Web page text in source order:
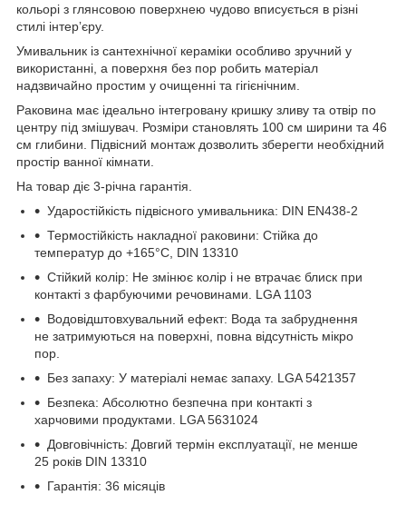
кольорі з глянсовою поверхнею чудово вписується в різні
стилі інтерʼєру.
Умивальник із сантехнічної кераміки особливо зручний у
використанні, а поверхня без пор робить матеріал
надзвичайно простим у очищенні та гігієнічним.
Раковина має ідеально інтегровану кришку зливу та отвір по
центру під змішувач. Розміри становлять 100 см ширини та 46
см глибини. Підвісний монтаж дозволить зберегти необхідний
простір ванної кімнати.
На товар діє 3-річна гарантія.
Ударостійкість підвісного умивальника: DIN EN438-2
Термостійкість накладної раковини: Стійка до
температур до +165°C, DIN 13310
Стійкий колір: Не змінює колір і не втрачає блиск при
контакті з фарбуючими речовинами. LGA 1103
Водовідштовхувальний ефект: Вода та забруднення
не затримуються на поверхні, повна відсутність мікро
пор.
Без запаху: У матеріалі немає запаху. LGA 5421357
Безпека: Абсолютно безпечна при контакті з
харчовими продуктами. LGA 5631024
Довговічність: Довгий термін експлуатації, не менше
25 років DIN 13310
Гарантія: 36 місяців